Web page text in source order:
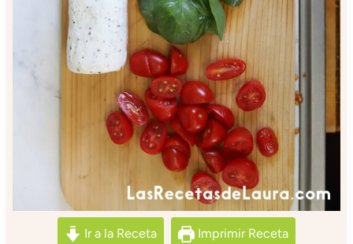
Ir a la Receta Imprimir Receta